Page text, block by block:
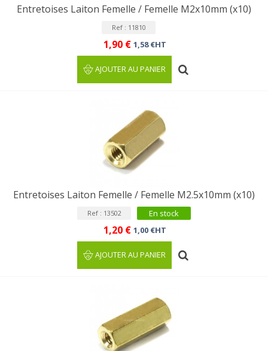
Entretoises Laiton Femelle / Femelle M2x10mm (x10)
Ref : 11810
1,90 € 1,58 €HT
AJOUTER AU PANIER
Entretoises Laiton Femelle / Femelle M2.5x10mm (x10)
Ref : 13502 En stock
1,20 € 1,00 €HT
AJOUTER AU PANIER